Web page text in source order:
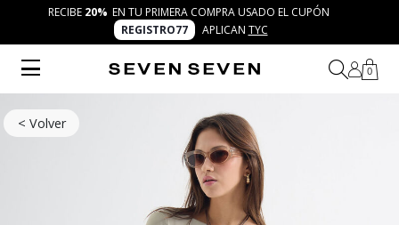
RECIBE 20% EN TU PRIMERA COMPRA USADO EL CUPÓN
REGISTRO77
APLICAN TYC
0
< Volver